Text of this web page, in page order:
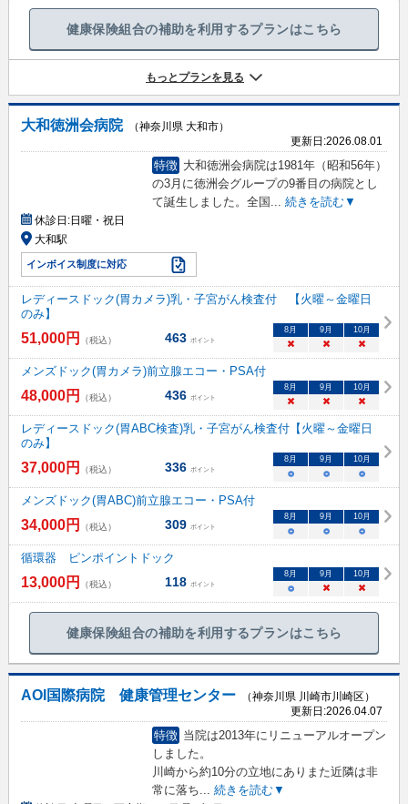
健康保険組合の補助を利用するプランはこちら
もっとプランを見る
大和徳洲会病院
（神奈川県 大和市）
更新日:2026.08.01
特徴 大和徳洲会病院は1981年（昭和56年）
の3月に徳洲会グループの9番目の病院とし
て誕生しました。全国 ... 続きを読む▼
休診日:日曜・祝日
大和駅
インボイス制度に対応
レディースドック(胃カメラ)乳・子宮がん検査付 【火曜～金曜日
のみ】
51,000円 （税込） 463 ポイント
8月 9月 10月
× × ×
メンズドック(胃カメラ)前立腺エコー・PSA付
48,000円 （税込） 436 ポイント
8月 9月 10月
× × ×
レディースドック(胃ABC検査)乳・子宮がん検査付【火曜～金曜日
のみ】
37,000円 （税込） 336 ポイント
8月 9月 10月
○ ○ ○
メンズドック(胃ABC)前立腺エコー・PSA付
34,000円 （税込） 309 ポイント
8月 9月 10月
○ ○ ○
循環器 ピンポイントドック
13,000円 （税込） 118 ポイント
8月 9月 10月
○ × ×
健康保険組合の補助を利用するプランはこちら
AOI国際病院 健康管理センター
（神奈川県 川崎市川崎区）
更新日:2026.04.07
特徴 当院は2013年にリニューアルオープン
しました。
川崎から約10分の立地にありまた近隣は非
常に落ち
続きを読む▼